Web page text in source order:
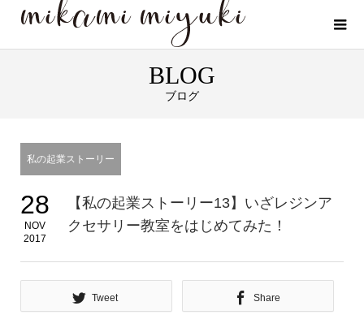
BLOG
ブログ
私の起業ストーリー
28
NOV
2017
【私の起業ストーリー13】いざレジンア
クセサリー教室をはじめてみた！
Tweet Share